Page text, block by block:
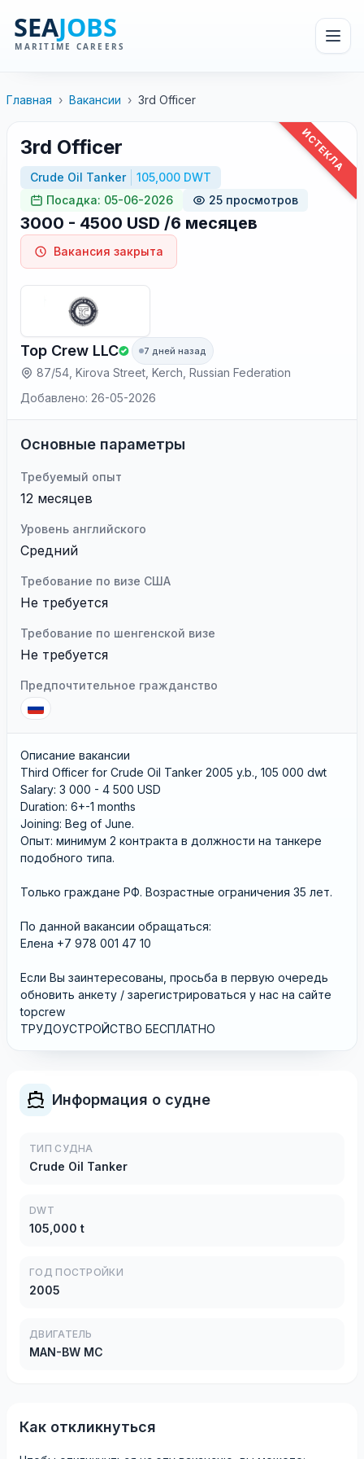
Главная › Вакансии › 3rd Officer
ИСТЕКЛА
3rd Officer
Crude Oil Tanker
105,000 DWT
Посадка: 05-06-2026
25 просмотров
3000 - 4500 USD /6 месяцев
Вакансия закрыта
Top Crew LLC 7 дней назад
87/54, Kirova Street, Kerch, Russian Federation
Добавлено: 26-05-2026
Основные параметры
Требуемый опыт
12 месяцев
Уровень английского
Средний
Требование по визе США
Не требуется
Требование по шенгенской визе
Не требуется
Предпочтительное гражданство
Описание вакансии
Third Officer for Crude Oil Tanker 2005 y.b., 105 000 dwt
Salary: 3 000 - 4 500 USD
Duration: 6+-1 months
Joining: Beg of June.
Опыт: минимум 2 контракта в должности на танкере
подобного типа.
Только граждане РФ. Возрастные ограничения 35 лет.
По данной вакансии обращаться:
Елена +7 978 001 47 10
Если Вы заинтересованы, просьба в первую очередь
обновить анкету / зарегистрироваться у нас на сайте
topcrew
ТРУДОУСТРОЙСТВО БЕСПЛАТНО
Информация о судне
ТИП СУДНА
Crude Oil Tanker
DWT
105,000 t
ГОД ПОСТРОЙКИ
2005
ДВИГАТЕЛЬ
MAN-BW MC
Как откликнуться